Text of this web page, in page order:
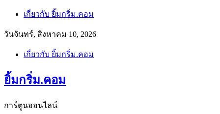
Skip
content
เกี่ยวกับ ยิ้มกริ่ม.คอม
วันจันทร์, สิงหาคม 10, 2026
เกี่ยวกับ ยิ้มกริ่ม.คอม
ยิ้มกริ่ม.คอม
การ์ตูนออนไลน์